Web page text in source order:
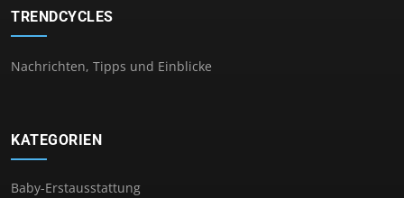
TRENDCYCLES
Nachrichten, Tipps und Einblicke
KATEGORIEN
Baby-Erstausstattung